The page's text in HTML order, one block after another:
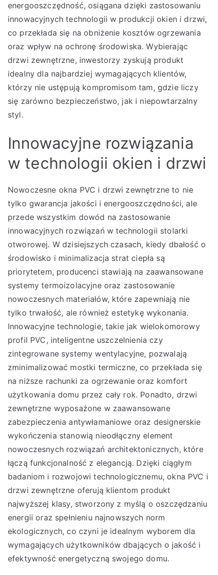
energooszczędność, osiągana dzięki zastosowaniu
innowacyjnych technologii w produkcji okien i drzwi,
co przekłada się na obniżenie kosztów ogrzewania
oraz wpływ na ochronę środowiska. Wybierając
drzwi zewnętrzne, inwestorzy zyskują produkt
idealny dla najbardziej wymagających klientów,
którzy nie ustępują kompromisom tam, gdzie liczy
się zarówno bezpieczeństwo, jak i niepowtarzalny
styl.
Innowacyjne rozwiązania
w technologii okien i drzwi
Nowoczesne okna PVC i drzwi zewnętrzne to nie
tylko gwarancja jakości i energooszczędności, ale
przede wszystkim dowód na zastosowanie
innowacyjnych rozwiązań w technologii stolarki
otworowej. W dzisiejszych czasach, kiedy dbałość o
środowisko i minimalizacja strat ciepła są
priorytetem, producenci stawiają na zaawansowane
systemy termoizolacyjne oraz zastosowanie
nowoczesnych materiałów, które zapewniają nie
tylko trwałość, ale również estetykę wykonania.
Innowacyjne technologie, takie jak wielokomorowy
profil PVC, inteligentne uszczelnienia czy
zintegrowane systemy wentylacyjne, pozwalają
zminimalizować mostki termiczne, co przekłada się
na niższe rachunki za ogrzewanie oraz komfort
użytkowania domu przez cały rok. Ponadto, drzwi
zewnętrzne wyposażone w zaawansowane
zabezpieczenia antywłamaniowe oraz designerskie
wykończenia stanowią nieodłączny element
nowoczesnych rozwiązań architektonicznych, które
łączą funkcjonalność z elegancją. Dzięki ciągłym
badaniom i rozwojowi technologicznemu, okna PVC i
drzwi zewnętrzne oferują klientom produkt
najwyższej klasy, stworzony z myślą o oszczędzaniu
energii oraz spełnieniu najnowszych norm
ekologicznych, co czyni je idealnym wyborem dla
wymagających użytkowników dbających o jakość i
efektywność energetyczną swojego domu.